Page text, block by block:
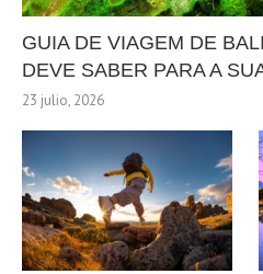
GUIA DE VIAGEM DE
DEVE SABER PARA A
23 julio, 2026